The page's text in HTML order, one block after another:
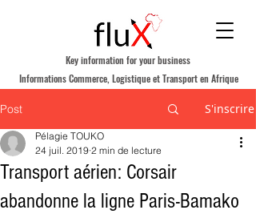
Informations Commerce, Logistique et Transport en Afrique
Key information for your business
Post S'inscrire
Transport aérien: Corsair
abandonne la ligne Paris-Bamako
Pélagie TOUKO
24 juil. 2019 2 min de lecture